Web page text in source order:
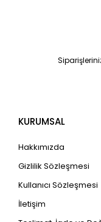
KURUMSAL
Hakkımızda
Gizlilik Sözleşmesi
Kullanıcı Sözleşmesi
İletişim